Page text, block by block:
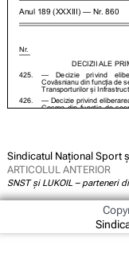
Sindicatul Național Sport
ARTICOLUL ANTERIOR
SNST și LUKOIL – parteneri